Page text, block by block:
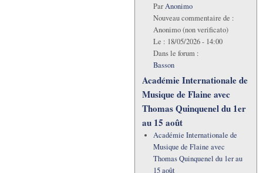
ParAnonimo
Nouveau commentaire de :
Anonimo (non verificato)
Le : 18/05/2026 - 14:00
Dans le forum :
Basson
Académie Internationale de
Musique de Flaine avec
Thomas Quinquenel du 1er
au 15 août
Académie Internationale de
Musique de Flaine avec
Thomas Quinquenel du 1er au
15 août